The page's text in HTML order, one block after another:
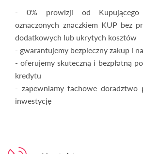
- 0% prowizji od Kupującego
oznaczonych znaczkiem KUP bez
dodatkowych lub ukrytych kosztów
- gwarantujemy bezpieczny zakup i
- oferujemy skuteczną i bezpłatną
kredytu
- zapewniamy fachowe doradztwo
inwestycję